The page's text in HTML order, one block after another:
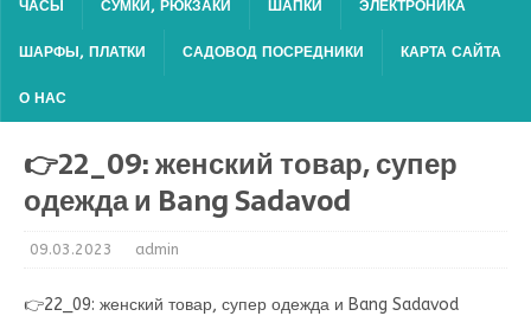
ЧАСЫ СУМКИ, РЮКЗАКИ ШАПКИ ЭЛЕКТРОНИКА
ШАРФЫ, ПЛАТКИ САДОВОД ПОСРЕДНИКИ КАРТА САЙТА
О НАС
👉22_09: женский товар, супер
одежда и Bang Sadavod
09.03.2023 admin
👉22_09: женский товар, супер одежда и Bang Sadavod